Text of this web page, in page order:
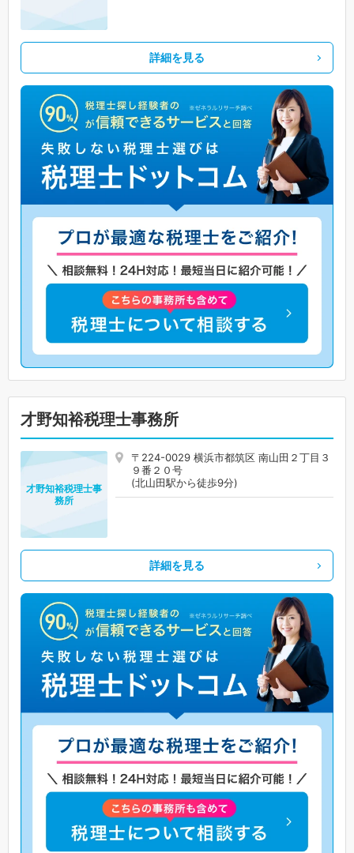
詳細を見る
才野知裕税理士事務所
〒224-0029 横浜市都筑区 南山田２丁目３
９番２０号
(北山田駅から徒歩9分)
才野知裕税理士事
務所
詳細を見る